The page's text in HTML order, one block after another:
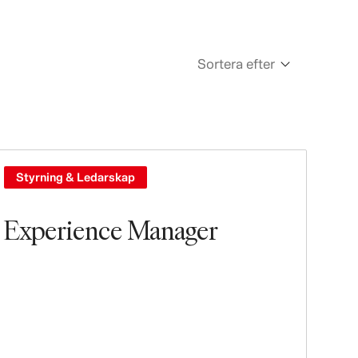
Sortera efter
Experience Manager
Styrning & Ledarskap